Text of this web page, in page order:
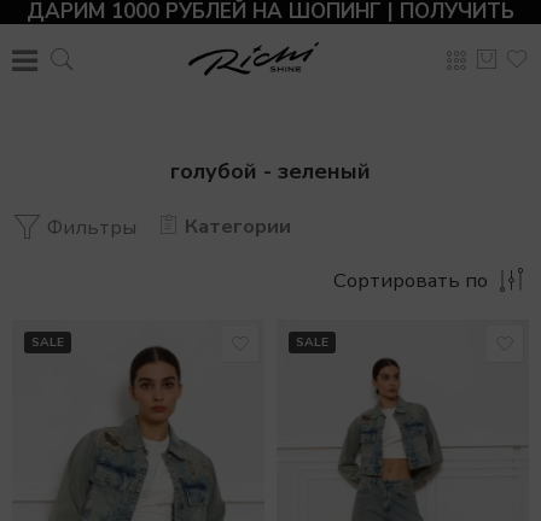
ДАРИМ 1000 РУБЛЕЙ НА ШОПИНГ | ПОЛУЧИТЬ
голубой - зеленый
Фильтры
Категории
Сортировать по
SALE SALE